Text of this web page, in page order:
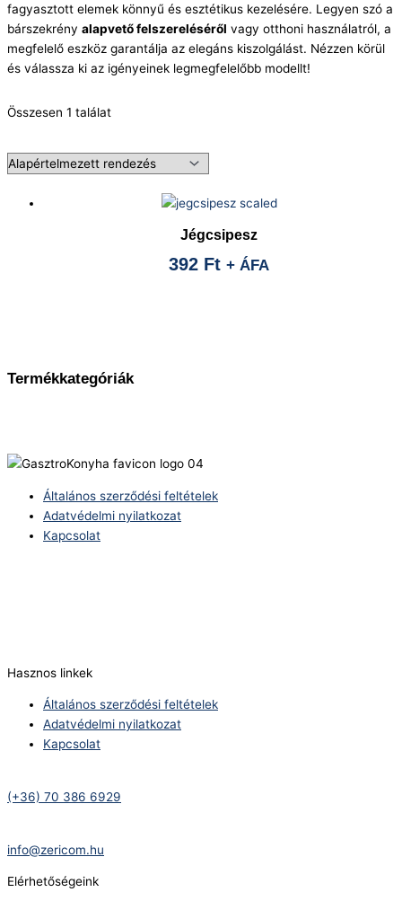
Termékkategóriák
fagyasztott elemek könnyű és esztétikus kezelésére. Legyen szó a
bárszekrény alapvető felszereléséről vagy otthoni használatról, a
megfelelő eszköz garantálja az elegáns kiszolgálást. Nézzen körül
és válassza ki az igényeinek legmegfelelőbb modellt!
Összesen 1 találat
Jégcsipesz
392 Ft + ÁFA
Általános szerződési feltételek
Adatvédelmi nyilatkozat
Kapcsolat
Hasznos linkek
Általános szerződési feltételek
Adatvédelmi nyilatkozat
Kapcsolat
(+36) 70 386 6929
info@zericom.hu
Elérhetőségeink